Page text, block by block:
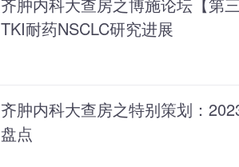
TKI耐药NSCLC研究进展
齐肿内科大查房之特别策划：
盘点